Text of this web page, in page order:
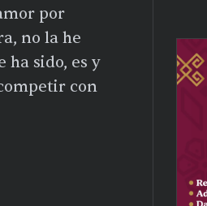
por
no la he
ha sido, es y
con